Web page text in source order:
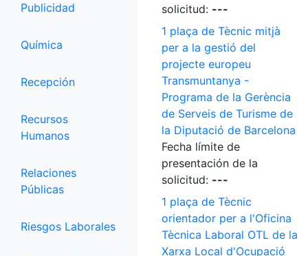
Publicidad
Química
Recepción
Recursos
Humanos
Relaciones
Públicas
Riesgos Laborales
solicitud: ---
1 plaça de Tècnic mitjà
per a la gestió del
projecte europeu
Transmuntanya -
Programa de la Gerència
de Serveis de Turisme de
la Diputació de Barcelona
Fecha límite de
presentación de la
solicitud: ---
1 plaça de Tècnic
orientador per a l'Oficina
Tècnica Laboral OTL de la
Xarxa Local d'Ocupació